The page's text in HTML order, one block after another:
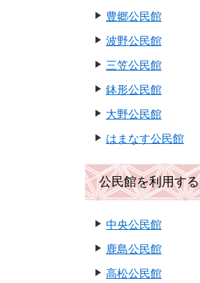
豊郷公民館
波野公民館
三笠公民館
鉢形公民館
大野公民館
はまなす公民館
公民館を利用する
中央公民館
鹿島公民館
高松公民館